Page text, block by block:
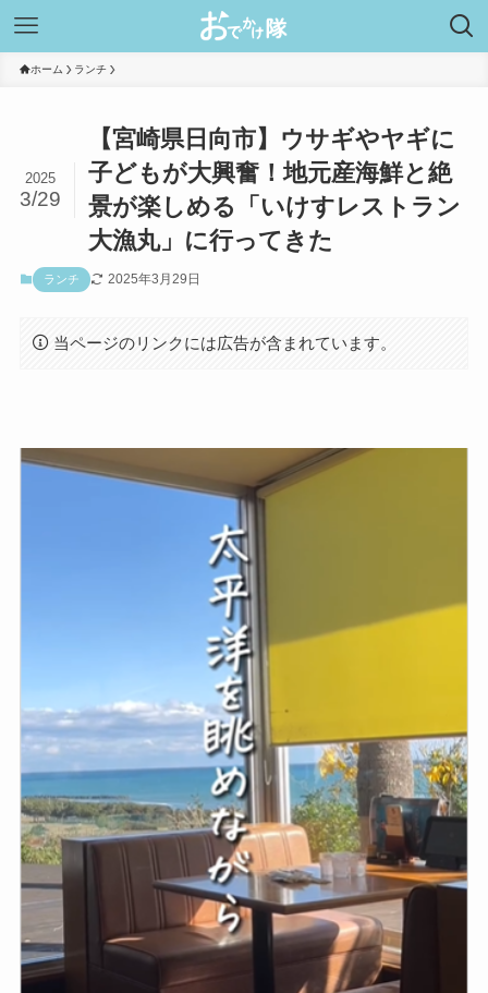
ホーム ランチ
【宮崎県日向市】ウサギやヤギに
子どもが大興奮！地元産海鮮と絶
景が楽しめる「いけすレストラン
大漁丸」に行ってきた
2025
3/29
ランチ 2025年3月29日
当ページのリンクには広告が含まれています。